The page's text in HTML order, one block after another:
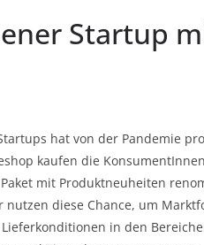
Startup
hat von der Pandemie
kaufen die
mit Produktneuheiten
nutzen diese Chance, um
in den